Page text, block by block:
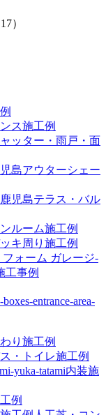
）
ス施工例
ッター・雨戸・面
アウターシェー
テラス・バル
ルーム施工例
キ周り施工例
り施工例
・トイレ施工例
内装施
例